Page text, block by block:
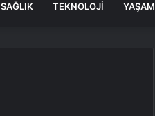
SAĞLIK TEKNOLOJI YAŞAM